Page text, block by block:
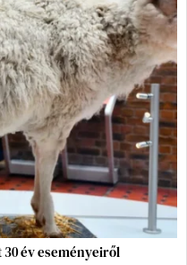
év eseményeiről